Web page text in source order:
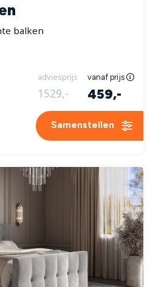
balken
adviesprijs vanaf prijs
1529,- 459,-
Samenstellen